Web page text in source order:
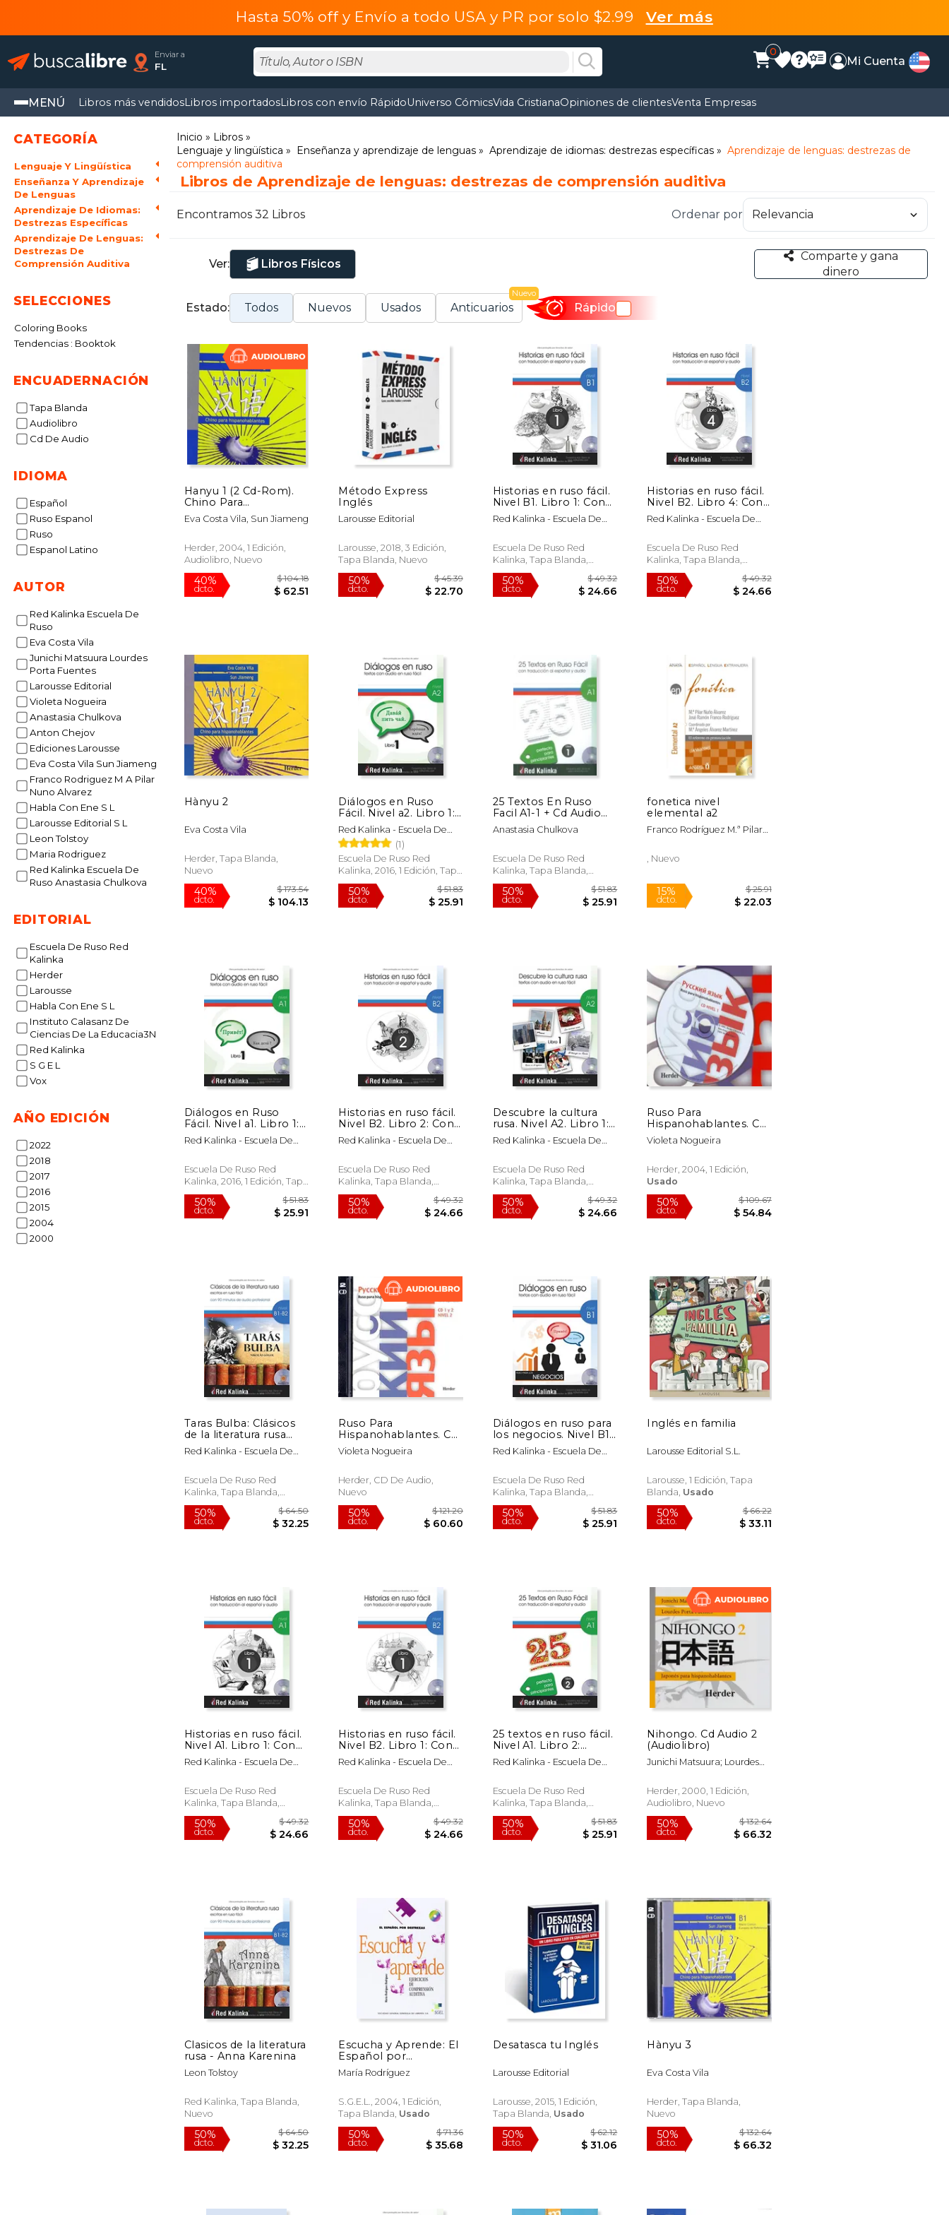
Hasta 50% off y Envío a todo USA y PR por solo $2.99 Ver más
Enviar a
FL
0
Mi Cuenta
MENÚ Libros más vendidosLibros importadosLibros con envío RápidoUniverso CómicsVida CristianaOpiniones de clientesVenta Empresas
CATEGORÍA
Lenguaje Y Lingüística
Enseñanza Y Aprendizaje
De Lenguas
Aprendizaje De Idiomas:
Destrezas Específicas
Aprendizaje De Lenguas:
Destrezas De
Comprensión Auditiva
SELECCIONES
Coloring Books
Tendencias : Booktok
ENCUADERNACIÓN
Tapa Blanda
Audiolibro
Cd De Audio
IDIOMA
Español
Ruso Espanol
Ruso
Espanol Latino
AUTOR
Red Kalinka Escuela De
Ruso
Eva Costa Vila
Junichi Matsuura Lourdes
Porta Fuentes
Larousse Editorial
Violeta Nogueira
Anastasia Chulkova
Anton Chejov
Ediciones Larousse
Eva Costa Vila Sun Jiameng
Franco Rodriguez M A Pilar
Nuno Alvarez
Habla Con Ene S L
Larousse Editorial S L
Leon Tolstoy
Maria Rodriguez
Red Kalinka Escuela De
Ruso Anastasia Chulkova
EDITORIAL
Escuela De Ruso Red
Kalinka
Herder
Larousse
Habla Con Ene S L
Instituto Calasanz De
Ciencias De La Educacia3N
Red Kalinka
S G E L
Vox
AÑO EDICIÓN
2022
2018
2017
2016
2015
2004
2000
Inicio
Libros
Lenguaje y lingüística
Enseñanza y aprendizaje de lenguas Aprendizaje de idiomas: destrezas específicas
Aprendizaje de lenguas: destrezas de
comprensión auditiva
Libros de Aprendizaje de lenguas: destrezas de comprensión auditiva
Encontramos 32 Libros Ordenar por
Ver: Libros Físicos
Comparte y gana
dinero
Estado: Todos Nuevos Usados Anticuarios
Nuevo
Rápido
Hanyu 1 (2 Cd-Rom).
Chino Para
Hispanohablantes
Eva Costa Vila, Sun Jiameng
Herder, 2004, 1 Edición,
Audiolibro, Nuevo
dcto. $ 62.51
Método Express
Inglés
Larousse Editorial
Larousse, 2018, 3 Edición,
Tapa Blanda, Nuevo
Historias en ruso fácil.
Nivel B1. Libro 1: Con
traducción al español
y audio
Red Kalinka - Escuela De
Escuela De Ruso Red
Kalinka, Tapa Blanda,
Nuevo
$ 24.66
Historias en ruso fácil.
Nivel B2. Libro 4: Con
traducción al español
y audio
Red Kalinka - Escuela De
Escuela De Ruso Red
Kalinka, Tapa Blanda,
Nuevo
Hànyu 2
Eva Costa Vila
Herder, Tapa Blanda,
Nuevo
40%
dcto.
Diálogos en Ruso
Fácil. Nivel a2. Libro 1:
Textos con Audio Para
Estudiantes de Ruso
(en Ruso, Español)
Red Kalinka - Escuela De
Ruso
(1)
Escuela De Ruso Red
Kalinka, 2016, 1 Edición, Tapa
Blanda, Nuevo
dcto. $ 25.91
25 Textos En Ruso
Facil A1-1 + Cd Audio
(en Ruso, Español)
Anastasia Chulkova
Escuela De Ruso Red
Kalinka, Tapa Blanda,
Nuevo
50%
dcto.
$ 51.83
$ 25.91
fonetica nivel
elemental a2
Franco Rodríguez M.ª Pilar
, Nuevo
15%
dcto.
Diálogos en Ruso
Fácil. Nivel a1. Libro 1:
Textos con Audio Para
Estudiantes de Ruso
Red Kalinka - Escuela De
Escuela De Ruso Red
Kalinka, 2016, 1 Edición, Tapa
Blanda, Nuevo
50%
dcto.
Historias en ruso fácil.
Nivel B2. Libro 2: Con
traducción al español
y audio
Red Kalinka - Escuela De
Escuela De Ruso Red
Kalinka, Tapa Blanda,
Nuevo
50%
dcto.
Descubre la cultura
rusa. Nivel A2. Libro 1:
Textos con audio para
estudiantes de ruso
Red Kalinka - Escuela De
Escuela De Ruso Red
Kalinka, Tapa Blanda,
Nuevo
50%
dcto.
$ 49.32
$ 24.66
Ruso Para
Hispanohablantes. Cd
Nivel 1 ()
Violeta Nogueira
Herder, 2004, 1 Edición,
Usado
50%
dcto.
Taras Bulba: Clásicos
de la literatura rusa
escritos en ruso fácil
Red Kalinka - Escuela De
Escuela De Ruso Red
Kalinka, Tapa Blanda,
Nuevo
50%
dcto.
Ruso Para
Hispanohablantes. CD
1 Y 2 Nivel 2
Violeta Nogueira
Herder, CD De Audio,
Nuevo
50%
dcto. $ 60.60
Diálogos en ruso para
los negocios. Nivel B1.
Libro 1: Textos con
audio para estudiantes
Red Kalinka - Escuela De
Escuela De Ruso Red
Kalinka, Tapa Blanda,
Nuevo
50%
dcto.
$ 51.83
$ 25.91
Inglés en familia
Larousse Editorial S.L.
Larousse, 1 Edición, Tapa
Blanda, Usado
50%
dcto.
Historias en ruso fácil.
Nivel A1. Libro 1: Con
traducción al español
y audio
Red Kalinka - Escuela De
Escuela De Ruso Red
Kalinka, Tapa Blanda,
Nuevo
$ 24.66
Historias en ruso fácil.
Nivel B2. Libro 1: Con
traducción al
castellano y audio
Red Kalinka - Escuela De
Escuela De Ruso Red
Kalinka, Tapa Blanda,
Nuevo
$ 49.32
$ 24.66
25 textos en ruso fácil.
Nivel A1. Libro 2:
Textos con audio para
estudiantes de ruso
Red Kalinka - Escuela De
Escuela De Ruso Red
Kalinka, Tapa Blanda,
Nuevo
$ 51.83
$ 25.91
Nihongo. Cd Audio 2
(Audiolibro)
Junichi Matsuura; Lourdes
Herder, 2000, 1 Edición,
Audiolibro, Nuevo
Clasicos de la literatura
rusa - Anna Karenina
Leon Tolstoy
Red Kalinka, Tapa Blanda,
Nuevo
Escucha y Aprende: El
Español por
Destrezas. Ejercicios
de Compre Sion
María Rodríguez
S.G.E.L., 2004, 1 Edición,
Tapa Blanda, Usado
Desatasca tu Inglés
Larousse Editorial
Larousse, 2015, 1 Edición,
Tapa Blanda, Usado
Hànyu 3
Eva Costa Vila
Herder, Tapa Blanda,
Nuevo